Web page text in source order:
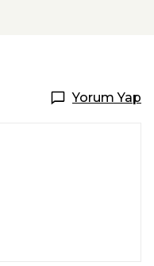
Yorum Yap